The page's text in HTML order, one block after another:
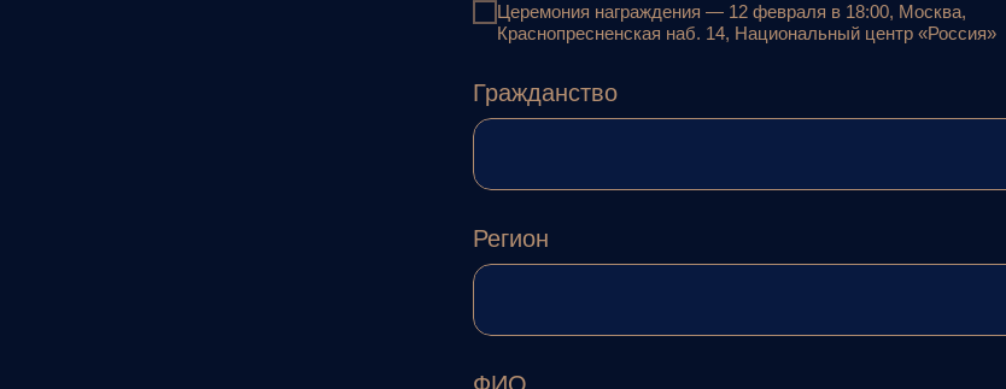
Церемония награждения — 12 февраля в 18:00, Москва,
Краснопресненская наб. 14, Национальный центр «Россия»
Гражданство
Регион